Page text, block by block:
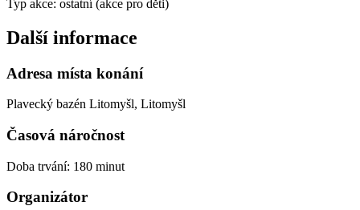
Typ akce: ostatní (akce pro děti)
Další informace
Adresa místa konání
Plavecký bazén Litomyšl, Litomyšl
Časová náročnost
Doba trvání: 180 minut
Organizátor